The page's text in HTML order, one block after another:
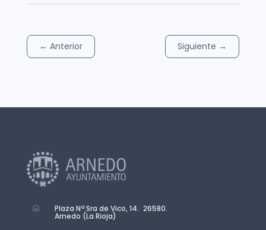
← Anterior Siguiente →
Plaza Nª Sra de Vico, 14. 26580.
Arnedo (La Rioja)